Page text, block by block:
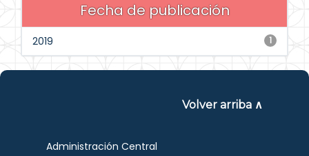
Fecha de publicación
1
2019
Volver arriba ∧
Administración Central